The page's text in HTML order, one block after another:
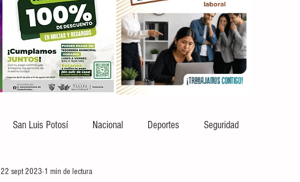
San Luis Potosí Nacional Deportes Seguridad
22 sept 2023 1 min de lectura